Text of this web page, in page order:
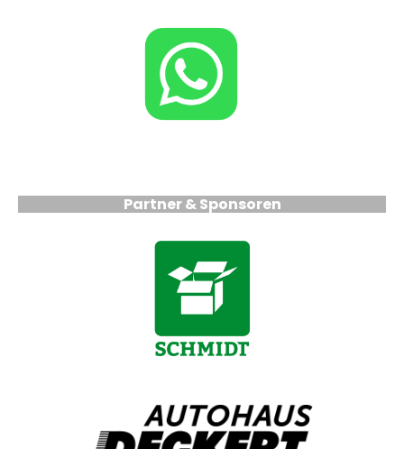
Partner & Sponsoren